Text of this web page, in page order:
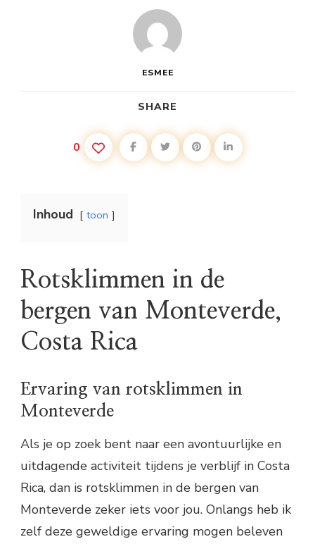
ESMEE
SHARE
0
Inhoud toon
Rotsklimmen in de
bergen van Monteverde,
Costa Rica
Ervaring van rotsklimmen in
Monteverde
Als je op zoek bent naar een avontuurlijke en
uitdagende activiteit tijdens je verblijf in Costa
Rica, dan is rotsklimmen in de bergen van
Monteverde zeker iets voor jou. Onlangs heb ik
zelf deze geweldige ervaring mogen beleven